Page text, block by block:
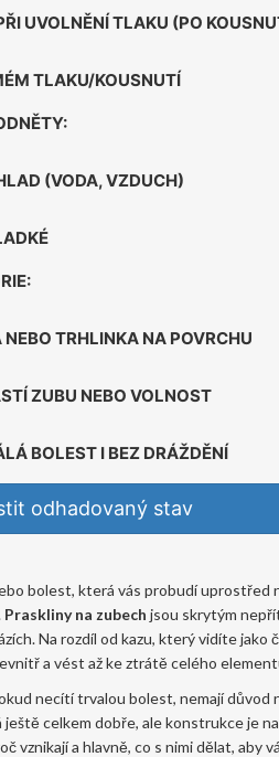
UVOLNĚNÍ TLAKU (PO
TLAKU/KOUSNUTÍ
(VODA, VZDUCH)
TRHLINKA NA POVRCHU
ZUBU NEBO VOLNOST
BOLEST I BEZ DRÁŽDĚNÍ
odhadovaný stav
bolest, která vás probudí uprostřed
Praskliny na zubech jsou skrytým
. Na rozdíl od kazu, který vidíte
a vést až ke ztrátě celého
necítí trvalou bolest, nemají
ještě celkem dobře, ale konstrukce je
vznikají a hlavně, co s nimi dělat, aby